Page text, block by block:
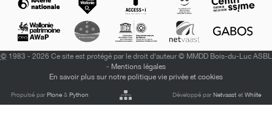
©1983 - 2026 Ce site est protégé par le droit d'auteur © MMDD Bois-du-Luc ASBL
- Mentions légales
En savoir plus sur notre politique vie privée et cookies
Propulsé parPlone &Python Développé parNetvaastet Whiite